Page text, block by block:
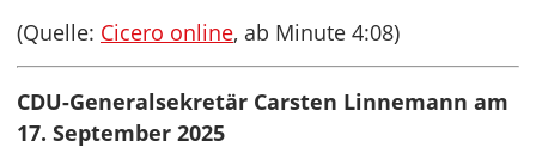
(Quelle: Cicero online, ab Minute 4:08)
CDU-Generalsekretär Carsten Linnemann am
17. September 2025